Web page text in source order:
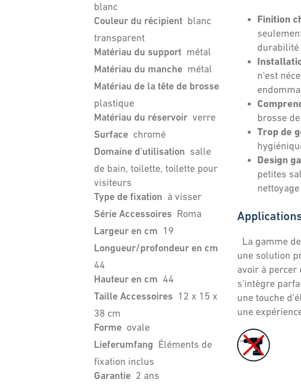
blanc
Couleur du récipient blanc
transparent
Matériau du support métal
Matériau du manche métal
Matériau de la tête de brosse
plastique
Matériau du réservoir verre
Surface chromé
Domaine d'utilisation salle
de bain, toilette, toilette pour
visiteurs
Type de fixation à visser
Série Accessoires Roma
Largeur en cm 19
Longueur/profondeur en cm
44
Hauteur en cm 44
Taille Accessoires 12 x 15 x
38 cm
Forme ovale
Lieferumfang Éléments de
fixation inclus
Garantie 2 ans
Finition
durabilité
n'est
brosse
Trop de
Design
petites
La gamme
une solution
avoir à percer
s'intègre
une touche
une